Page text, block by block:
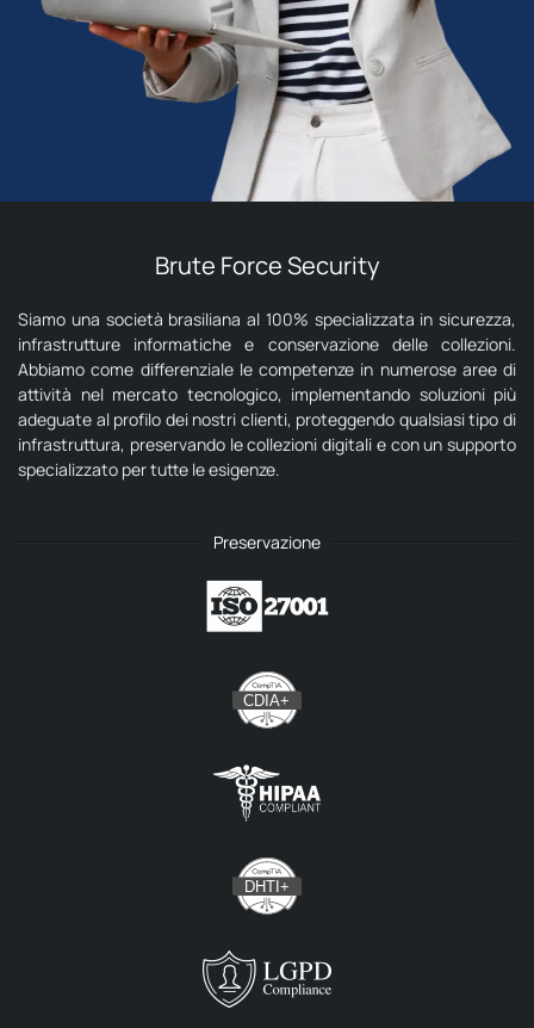
Brute Force Security
Siamo una società brasiliana al 100% specializzata in sicurezza,
infrastrutture informatiche e conservazione delle collezioni.
Abbiamo come differenziale le competenze in numerose aree di
attività nel mercato tecnologico, implementando soluzioni più
adeguate al profilo dei nostri clienti, proteggendo qualsiasi tipo di
infrastruttura, preservando le collezioni digitali e con un supporto
specializzato per tutte le esigenze.
Preservazione